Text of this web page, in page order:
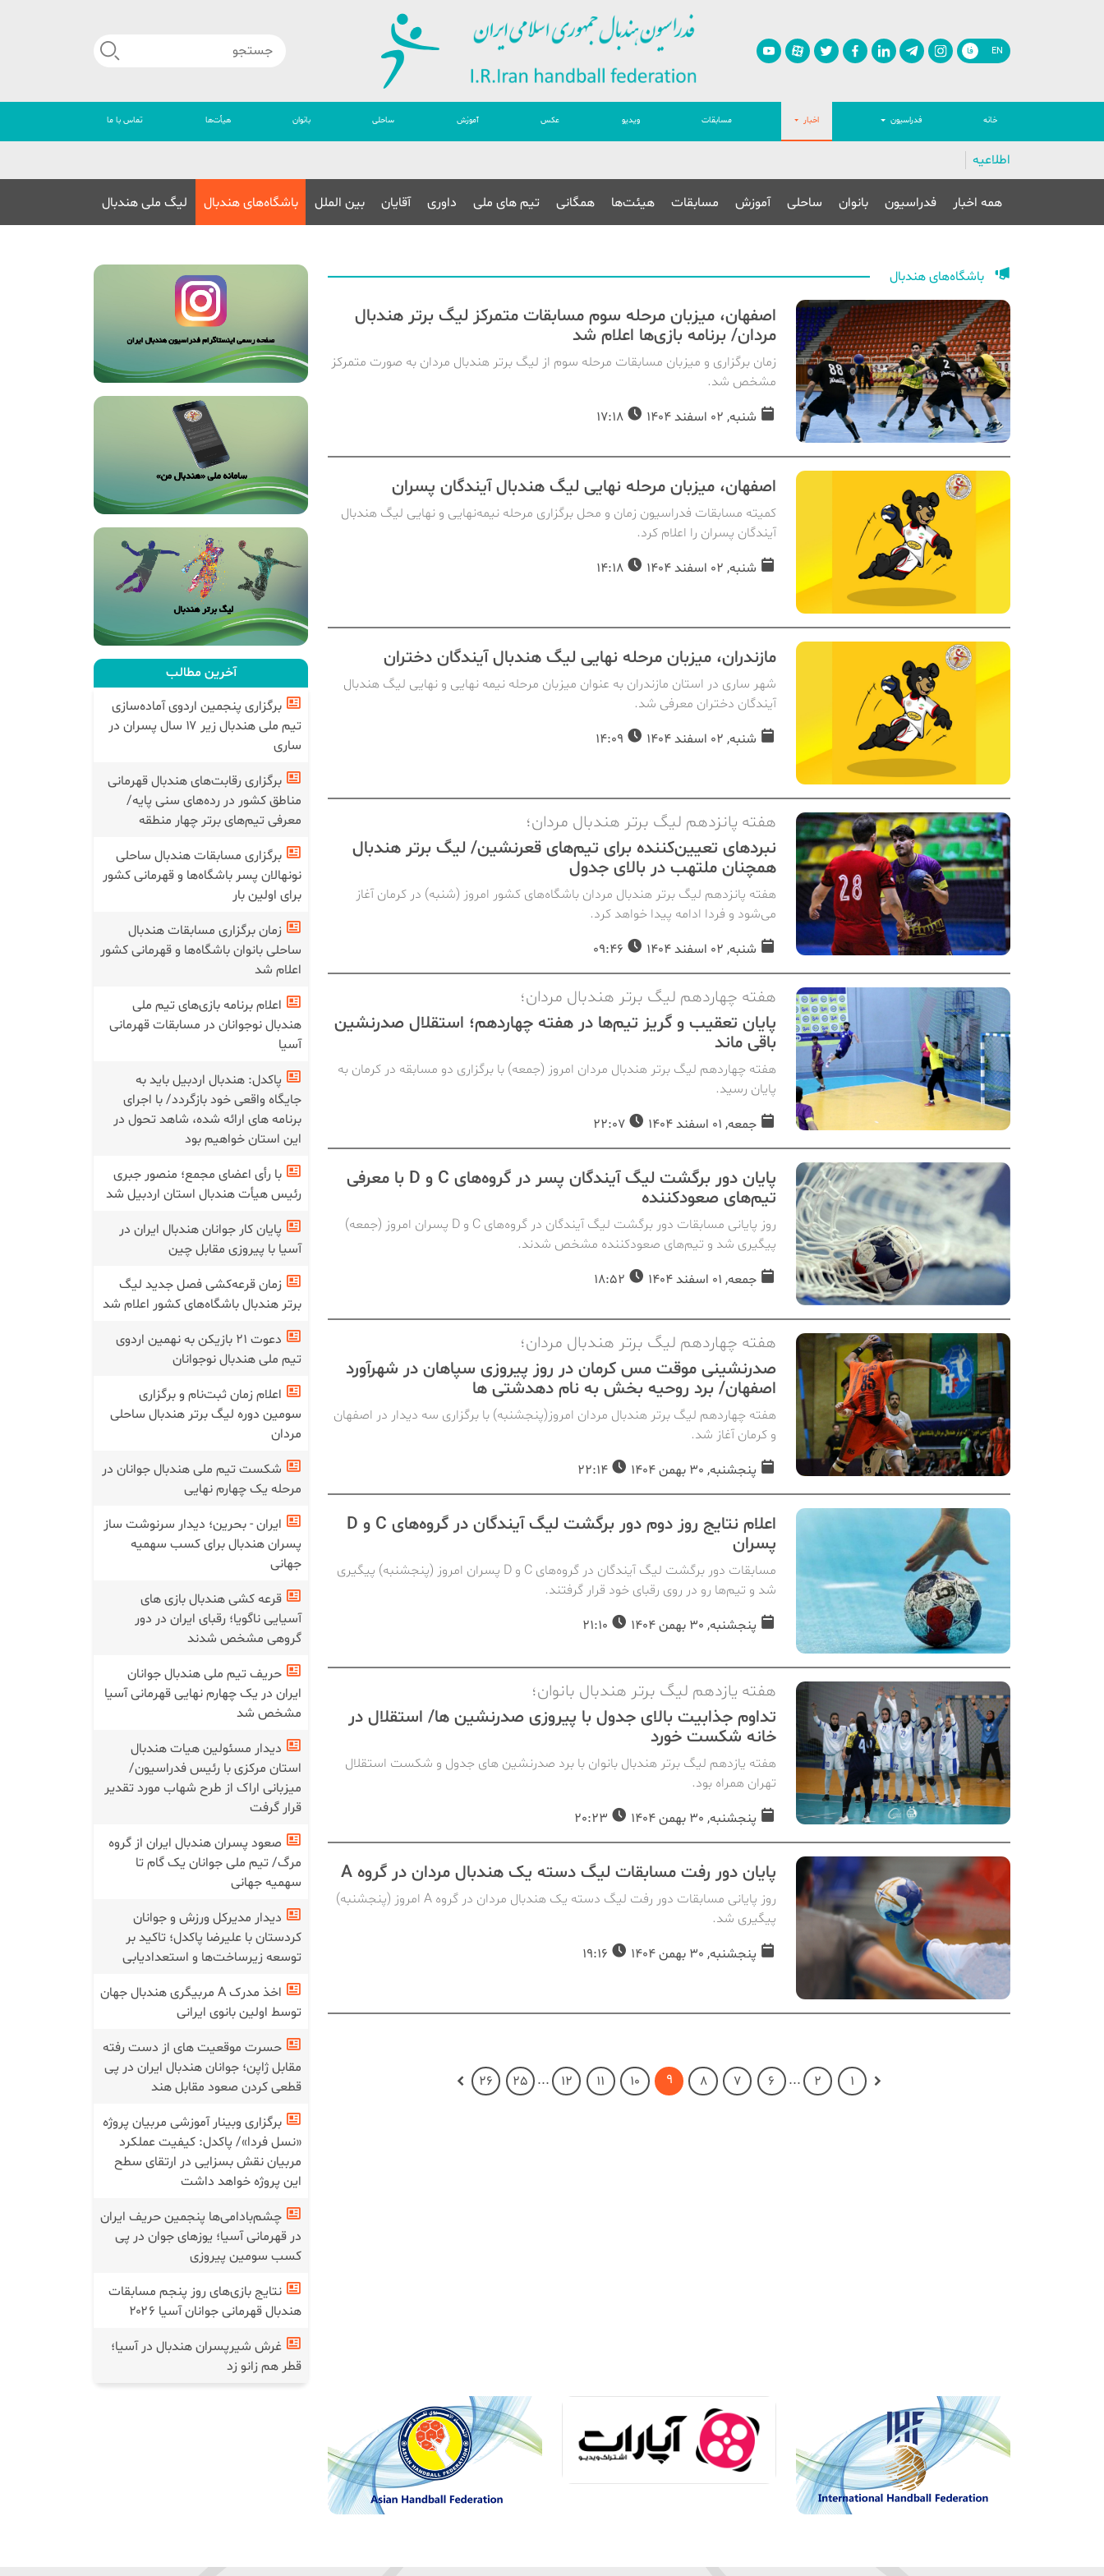
EN فا
خانه فدراسیون اخبار مسابقات ویدیو عکس آموزش ساحلی بانوان هیأت‌ها تماس با ما
اطلاعیه
همه اخبار فدراسیون بانوان ساحلی آموزش مسابقات هیئت‌ها همگانی تیم های ملی داوری آقایان بین الملل باشگاه‌های هندبال لیگ ملی هندبال
باشگاه‌های هندبال
اصفهان، میزبان مرحله سوم مسابقات متمرکز لیگ برتر هندبال
مردان/ برنامه بازی‌ها اعلام شد
زمان برگزاری و میزبان مسابقات مرحله سوم از لیگ برتر هندبال مردان به صورت متمرکز
مشخص شد.
شنبه, 02 اسفند 1404
اصفهان، میزبان مرحله نهایی لیگ هندبال آیندگان پسران
کمیته مسابقات فدراسیون زمان و محل برگزاری مرحله نیمه‌نهایی و نهایی لیگ هندبال
آیندگان پسران را اعلام کرد.
شنبه, 02 اسفند 1404
مازندران، میزبان مرحله نهایی لیگ هندبال آیندگان دختران
شهر ساری در استان مازندران به عنوان میزبان مرحله نیمه نهایی و نهایی لیگ هندبال
آیندگان دختران معرفی شد.
شنبه, 02 اسفند 1404
هفته پانزدهم لیگ برتر هندبال مردان؛
نبردهای تعیین‌کننده برای تیم‌های قعرنشین/ لیگ برتر هندبال
همچنان ملتهب در بالای جدول
هفته پانزدهم لیگ برتر هندبال مردان باشگاه‌های کشور امروز (شنبه) در کرمان آغاز
می‌شود و فردا ادامه پیدا خواهد کرد.
شنبه, 02 اسفند 1404
هفته چهاردهم لیگ برتر هندبال مردان؛
پایان تعقیب و گریز تیم‌ها در هفته چهاردهم؛ استقلال صدرنشین
باقی ماند
هفته چهاردهم لیگ برتر هندبال مردان امروز (جمعه) با برگزاری دو مسابقه در کرمان به
پایان رسید.
جمعه, 01 اسفند 1404
پایان دور برگشت لیگ آیندگان پسر در گروه‌های C و D با معرفی
تیم‌های صعودکننده
روز پایانی مسابقات دور برگشت لیگ آیندگان در گروه‌های C و D پسران امروز (جمعه)
پیگیری شد و تیم‌های صعودکننده مشخص شدند.
جمعه, 01 اسفند 1404
هفته چهاردهم لیگ برتر هندبال مردان؛
صدرنشینی موقت مس کرمان در روز پیروزی سپاهان در شهرآورد
اصفهان/ برد‌ روحیه بخش به نام دهدشتی ها
هفته چهاردهم لیگ برتر هندبال مردان امروز(پنجشنبه) با برگزاری سه دیدار در اصفهان
و کرمان آغاز شد.
پنجشنبه, 30 بهمن 1404
اعلام نتایج روز دوم دور برگشت لیگ آیندگان در گروه‌های C و D
پسران
مسابقات دور برگشت لیگ آیندگان در گروه‌های C و D پسران امروز (پنجشنبه) پیگیری
شد و تیم‌ها رو در روی رقبای خود قرار گرفتند.
پنجشنبه, 30 بهمن 1404
هفته یازدهم لیگ برتر هندبال بانوان؛
تداوم جذابیت بالای جدول با پیروزی صدرنشین ها/ استقلال در
خانه شکست خورد
هفته یازدهم لیگ برتر هندبال بانوان با برد صدرنشین های جدول و شکست استقلال
تهران همراه بود.
پنجشنبه, 30 بهمن 1404
پایان دور رفت مسابقات لیگ دسته یک هندبال مردان در گروه A
روز پایانی مسابقات دور رفت لیگ دسته یک هندبال مردان در گروه A امروز (پنجشنبه)
پیگیری شد.
پنجشنبه, 30 بهمن 1404
1
2
...
6
7
8
9
10
11
12
...
25
26
آخرین مطالب
برگزاری پنجمین اردوی آماده‌سازی
تیم ملی هندبال زیر ۱۷ سال پسران در
ساری
برگزاری رقابت‌های هندبال قهرمانی
مناطق کشور در رده‌های سنی پایه/
معرفی تیم‌های برتر چهار منطقه
برگزاری مسابقات هندبال ساحلی
نونهالان پسر باشگاه‌ها و قهرمانی کشور
برای اولین بار
زمان برگزاری مسابقات هندبال
ساحلی بانوان باشگاه‌ها و قهرمانی کشور
اعلام شد
اعلام برنامه بازی‌های تیم ملی
هندبال نوجوانان در مسابقات قهرمانی
آسیا
پاکدل: هندبال اردبیل باید به
جایگاه واقعی خود بازگردد/ با اجرای
برنامه های ارائه شده، شاهد تحول در
این استان خواهیم بود
با رأی اعضای مجمع؛ منصور جبری
رئیس هیأت هندبال استان اردبیل شد
پایان کار جوانان هندبال ایران در
آسیا با پیروزی مقابل چین
زمان قرعه‌کشی فصل جدید لیگ
برتر هندبال باشگاه‌های کشور اعلام شد
دعوت ۲۱ بازیکن به نهمین اردوی
تیم ملی هندبال نوجوانان
اعلام زمان ثبت‌نام و برگزاری
سومین دوره لیگ برتر هندبال ساحلی
مردان
شکست تیم ملی هندبال جوانان در‌
مرحله یک چهارم نهایی
ایران - بحرین؛ دیدار سرنوشت ساز
پسران هندبال برای کسب سهمیه
جهانی
قرعه کشی هندبال بازی های
آسیایی ناگویا؛ رقبای ایران در دور
گروهی مشخص شدند
حریف تیم ملی هندبال جوانان
ایران در یک چهارم نهایی قهرمانی آسیا
مشخص شد
دیدار مسئولین هیات هندبال
استان مرکزی با رئیس فدراسیون/
میزبانی اراک از طرح شهاب مورد تقدیر
قرار گرفت
صعود پسران هندبال ایران از گروه
مرگ/ تیم ملی جوانان یک گام تا
سهمیه جهانی
دیدار مدیرکل ورزش و جوانان
کردستان با علیرضا پاکدل؛ تاکید بر
توسعه زیرساخت‌ها و استعدادیابی
اخذ مدرک A مربیگری هندبال جهان
توسط اولین بانوی ایرانی
حسرت موقعیت های از دست رفته
مقابل ژاپن؛ جوانان هندبال ایران در پی
قطعی کردن صعود مقابل هند
برگزاری وبینار آموزشی مربیان پروژه
«نسل فردا»/ پاکدل: کیفیت عملکرد
مربیان نقش بسزایی در ارتقای سطح
این پروژه خواهد داشت
چشم‌بادامی‌ها پنجمین حریف ایران
در قهرمانی آسیا؛ یوز‌های جوان در پی
کسب سومین پیروزی
نتایج بازی‌های روز پنجم مسابقات
هندبال قهرمانی جوانان آسیا ۲۰۲۶
غرش شیرپسران هندبال در آسیا؛
قطر هم زانو زد